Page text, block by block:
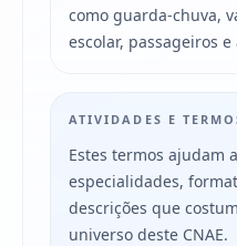
como guarda-chuva,
escolar, passageiros e
ATIVIDADES E
Estes termos ajudam
especialidades,
descrições que
universo deste CNAE.